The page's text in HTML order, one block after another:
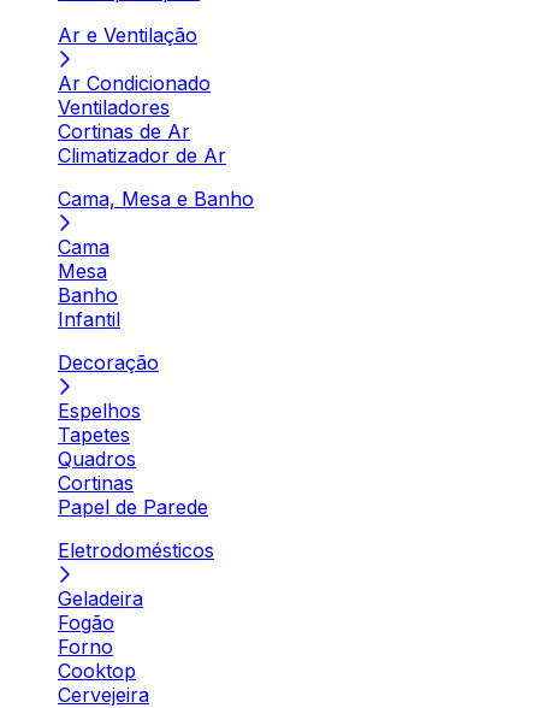
Ar e Ventilação
Ar Condicionado
Ventiladores
Cortinas de Ar
Climatizador de Ar
Cama, Mesa e Banho
Cama
Mesa
Banho
Infantil
Decoração
Espelhos
Tapetes
Quadros
Cortinas
Papel de Parede
Eletrodomésticos
Geladeira
Fogão
Forno
Cooktop
Cervejeira